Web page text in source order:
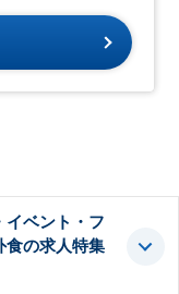
イベント・フ
食の求人特集